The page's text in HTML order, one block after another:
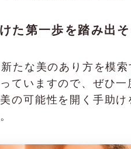
た第一歩を踏み出そ
たな美のあり方を模
ていますので、ぜひ
の可能性を開く手助